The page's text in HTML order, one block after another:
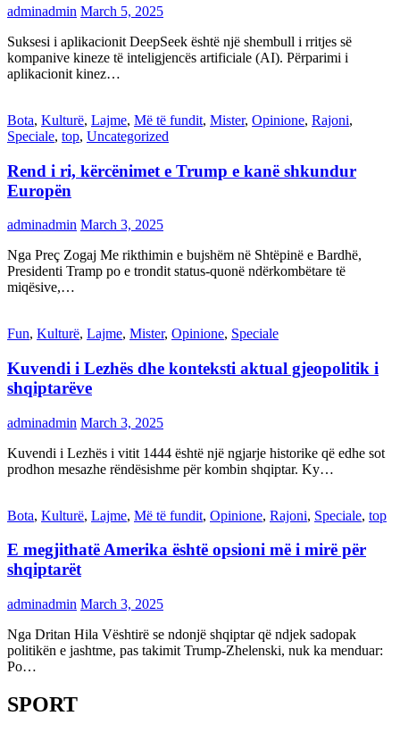
adminadmin March 5, 2025
Suksesi i aplikacionit DeepSeek është një shembull i rritjes së
kompanive kineze të inteligjencës artificiale (AI). Përparimi i
aplikacionit kinez…
Bota, Kulturë, Lajme, Më të fundit, Mister, Opinione, Rajoni,
Speciale, top, Uncategorized
Rend i ri, kërcënimet e Trump e kanë shkundur
Europën
adminadmin March 3, 2025
Nga Preç Zogaj Me rikthimin e bujshëm në Shtëpinë e Bardhë,
Presidenti Tramp po e trondit status-quonë ndërkombëtare të
miqësive,…
Fun, Kulturë, Lajme, Mister, Opinione, Speciale
Kuvendi i Lezhës dhe konteksti aktual gjeopolitik i
shqiptarëve
adminadmin March 3, 2025
Kuvendi i Lezhës i vitit 1444 është një ngjarje historike që edhe sot
prodhon mesazhe rëndësishme për kombin shqiptar. Ky…
Bota, Kulturë, Lajme, Më të fundit, Opinione, Rajoni, Speciale, top
E megjithatë Amerika është opsioni më i mirë për
shqiptarët
adminadmin March 3, 2025
Nga Dritan Hila Vështirë se ndonjë shqiptar që ndjek sadopak
politikën e jashtme, pas takimit Trump-Zhelenski, nuk ka menduar:
Po…
SPORT